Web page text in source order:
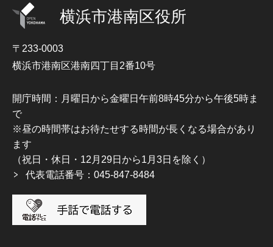
横浜市港南区役所
〒233-0003
横浜市港南区港南四丁目2番10号
開庁時間：月曜日から金曜日午前8時45分から午後5時ま
で
※昼の時間帯はお待たせする時間が長くなる場合があり
ます
（祝日・休日・12月29日から1月3日を除く）
代表電話番号：045-847-8484